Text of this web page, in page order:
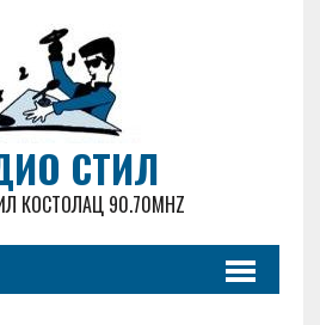
СТИЛ
КОСТОЛАЦ 90.70MHZ